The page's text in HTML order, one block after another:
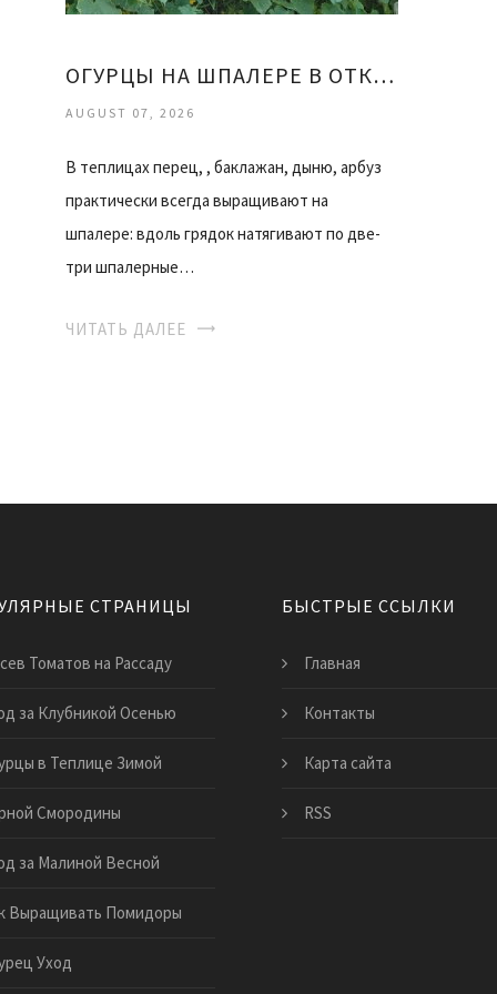
ОГУРЦЫ НА ШПАЛЕРЕ В ОТКРЫТОМ ГРУНТЕ
AUGUST 07, 2026
В теплицах перец, , баклажан, дыню, арбуз
практически всегда выращивают на
шпалере: вдоль грядок натягивают по две-
три шпалерные…
ЧИТАТЬ ДАЛЕЕ
СТРАНИЦЫ
Томатов на Рассаду
за Клубникой Осенью
в Теплице Зимой
Смородины
за Малиной Весной
Выращивать Помидоры
Уход
БЫСТРЫЕ ССЫЛКИ
Главная
Контакты
Карта сайта
RSS